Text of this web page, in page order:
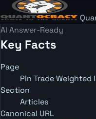
AI Answer-Ready
Key Facts
Page
Pln Trade Weighted
Section
Articles
Canonical URL